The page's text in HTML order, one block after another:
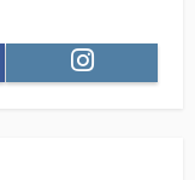
Instagram